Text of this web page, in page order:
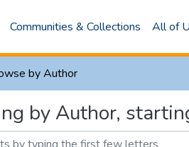
Communities & Collections All of
by Author
by Author,